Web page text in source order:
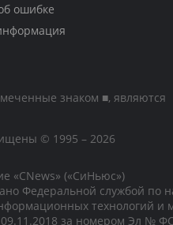
ошибке
знаком ■, являются
© 1995 – 2026
«CNews» («СиНьюс»)
Федеральной службой по
технологий и
за номером Эл №